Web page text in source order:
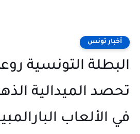
أخبار تونس
البطلة التونسية
تحصد الميدالية
في الألعاب